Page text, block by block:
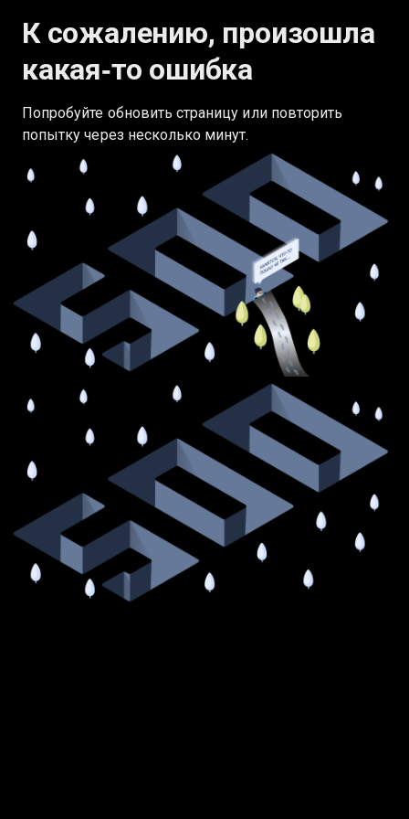
К сожалению, произошла
какая‑то ошибка
Попробуйте обновить страницу или повторить
попытку через несколько минут.